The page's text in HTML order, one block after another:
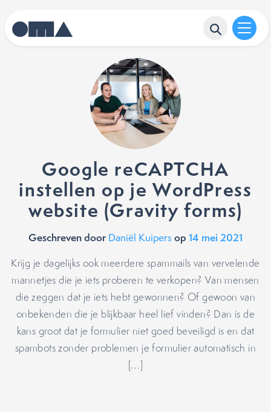
Google reCAPTCHA
instellen op je WordPress
website (Gravity forms)
Geschreven door Daniël Kuipers op 14 mei 2021
Krijg je dagelijks ook meerdere spammails van vervelende
mannetjes die je iets proberen te verkopen? Van mensen
die zeggen dat je iets hebt gewonnen? Of gewoon van
onbekenden die je blijkbaar heel lief vinden? Dan is de
kans groot dat je formulier niet goed beveiligd is en dat
spambots zonder problemen je formulier automatisch in
[…]